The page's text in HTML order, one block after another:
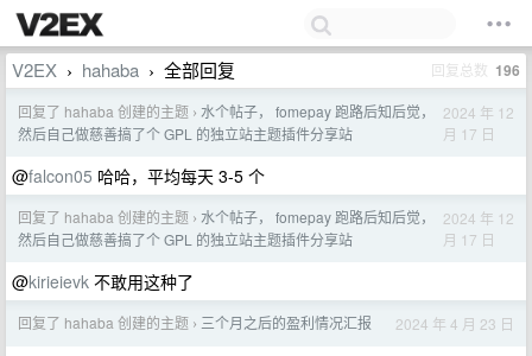
V2EX › hahaba › 全部回复 回复总数 196
回复了 hahaba 创建的主题 › 水个帖子， fomepay 跑路后知后觉，
然后自己做慈善搞了个 GPL 的独立站主题插件分享站
2024 年 12
月 17 日
@falcon05 哈哈，平均每天 3-5 个
回复了 hahaba 创建的主题 › 水个帖子， fomepay 跑路后知后觉，
然后自己做慈善搞了个 GPL 的独立站主题插件分享站
2024 年 12
月 17 日
@kirieievk 不敢用这种了
回复了 hahaba 创建的主题 › 三个月之后的盈利情况汇报 2024 年 4 月 23 日